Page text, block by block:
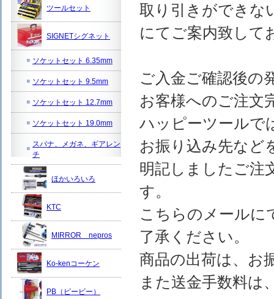
取り引きができな
にてご案内致して
ご入金ご確認後の
お客様へのご注文
ハッピーツールで
お振り込み先など
明記しましたご注
す。
こちらのメールに
了承ください。
商品の出荷は、お
また送金手数料は
ツールセット
SIGNETシグネット
ソケットセット 6.35mm
ソケットセット 9.5mm
ソケットセット 12.7mm
ソケットセット 19.0mm
スパナ、メガネ、ギアレン
チ
ほかいろいろ
KTC
MIRROR nepros
Ko-kenコーケン
PB（ピービー）